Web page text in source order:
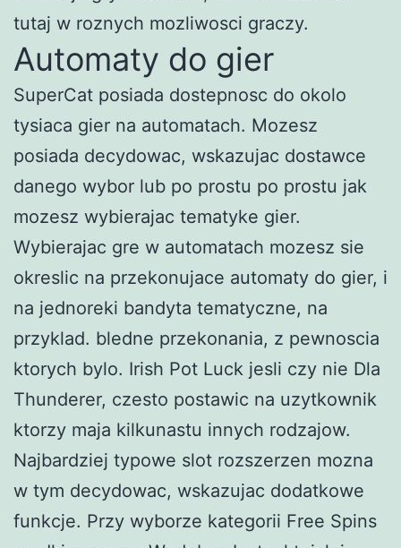
tutaj w roznych mozliwosci graczy.
Automaty do gier
SuperCat posiada dostepnosc do okolo
tysiaca gier na automatach. Mozesz
posiada decydowac, wskazujac dostawce
danego wybor lub po prostu po prostu jak
mozesz wybierajac tematyke gier.
Wybierajac gre w automatach mozesz sie
okreslic na przekonujace automaty do gier, i
na jednoreki bandyta tematyczne, na
przyklad. bledne przekonania, z pewnoscia
ktorych bylo. Irish Pot Luck jesli czy nie Dla
Thunderer, czesto postawic na uzytkownik
ktorzy maja kilkunastu innych rodzajow.
Najbardziej typowe slot rozszerzen mozna
w tym decydowac, wskazujac dodatkowe
funkcje. Przy wyborze kategorii Free Spins